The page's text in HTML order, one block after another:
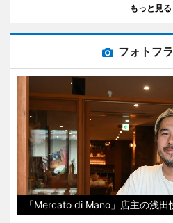
もっと見る
フォトフ
「Mercato di Mano」店主の浅